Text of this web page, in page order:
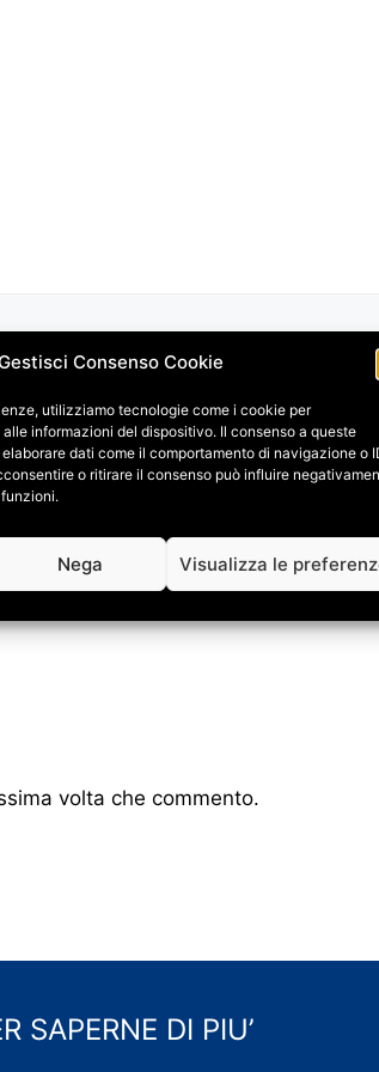
Consenso Cookie
utilizziamo tecnologie come i cookie per
informazioni del dispositivo. Il consenso a queste
dati come il comportamento di navigazione o
o ritirare il consenso può influire
Nega Visualizza le
volta che commento.
SAPERNE DI PIU’